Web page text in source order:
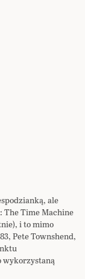
ale
The Time Machine
i to mimo
Pete Townshend,
wykorzystaną